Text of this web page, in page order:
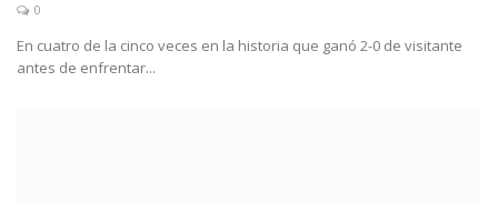
0
En cuatro de la cinco veces en la historia que ganó 2-0 de visitante
antes de enfrentar...